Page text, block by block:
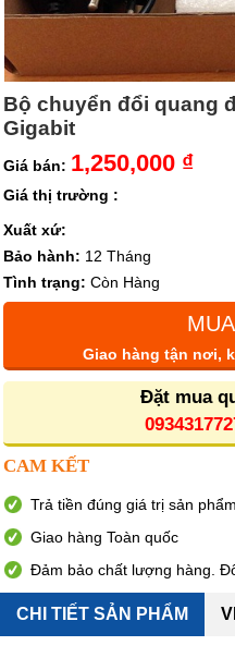
Bộ chuyển đổi quang
Gigabit
Giá bán: 1,250,000 ₫
Giá thị trường :
Xuất xứ:
Bảo hành: 12 Tháng
Tình trạng: Còn Hàng
Giao hàng tận nơi,
Đặt mua
CAM KẾT
Trả tiền đúng giá trị sản phẩm
Giao hàng Toàn quốc
Đảm bảo chất lượng hàng.
CHI TIẾT SẢN PHẨM